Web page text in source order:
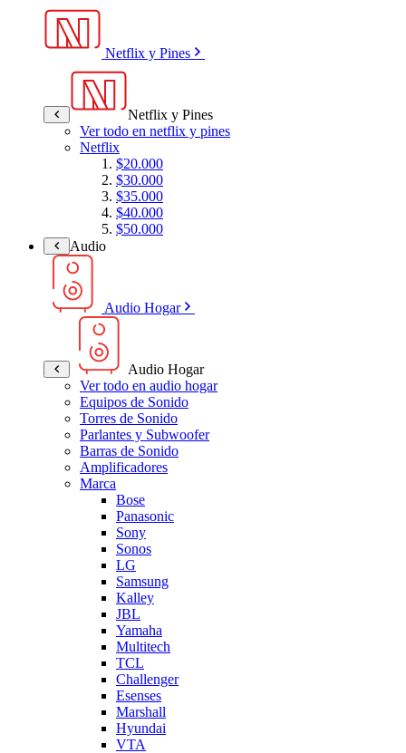
Netflix y Pines
Netflix y Pines
Ver todo en netflix y pines
Netflix
$20.000
$30.000
$35.000
$40.000
$50.000
Audio
Audio Hogar
Audio Hogar
Ver todo en audio hogar
Equipos de Sonido
Torres de Sonido
Parlantes y Subwoofer
Barras de Sonido
Amplificadores
Marca
Bose
Panasonic
Sony
Sonos
LG
Samsung
Kalley
JBL
Yamaha
Multitech
TCL
Challenger
Esenses
Marshall
Hyundai
VTA